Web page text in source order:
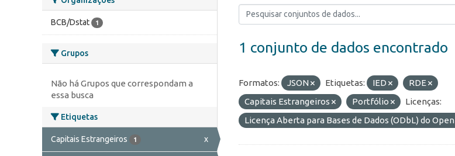
BCB/Dstat 1
Grupos
Não há Grupos que correspondam a
essa busca
Etiquetas
Capitais Estrangeiros 1 x
1 conjunto de dados encontrado
Formatos: JSON Etiquetas: IED
RDE
Capitais Estrangeiros
Portfólio
Licenças:
Licença Aberta para Bases de Dados (ODbL) do